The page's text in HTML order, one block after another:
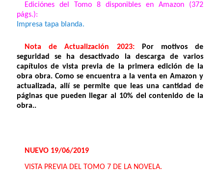
Ediciónes del Tomo 8 disponibles en Amazon (372
págs.):
Impresa tapa blanda.
Nota de Actualización 2023:
Por motivos de
seguridad se ha desactivado la descarga de varios
capítulos de vista previa de la primera edición de la
obra obra. Como se encuentra a la venta en Amazon y
actualizada, allí se permite que leas una cantidad de
páginas que pueden llegar al 10% del contenido de la
obra..
NUEVO 19/06/2019
VISTA PREVIA DEL TOMO 7 DE LA NOVELA.